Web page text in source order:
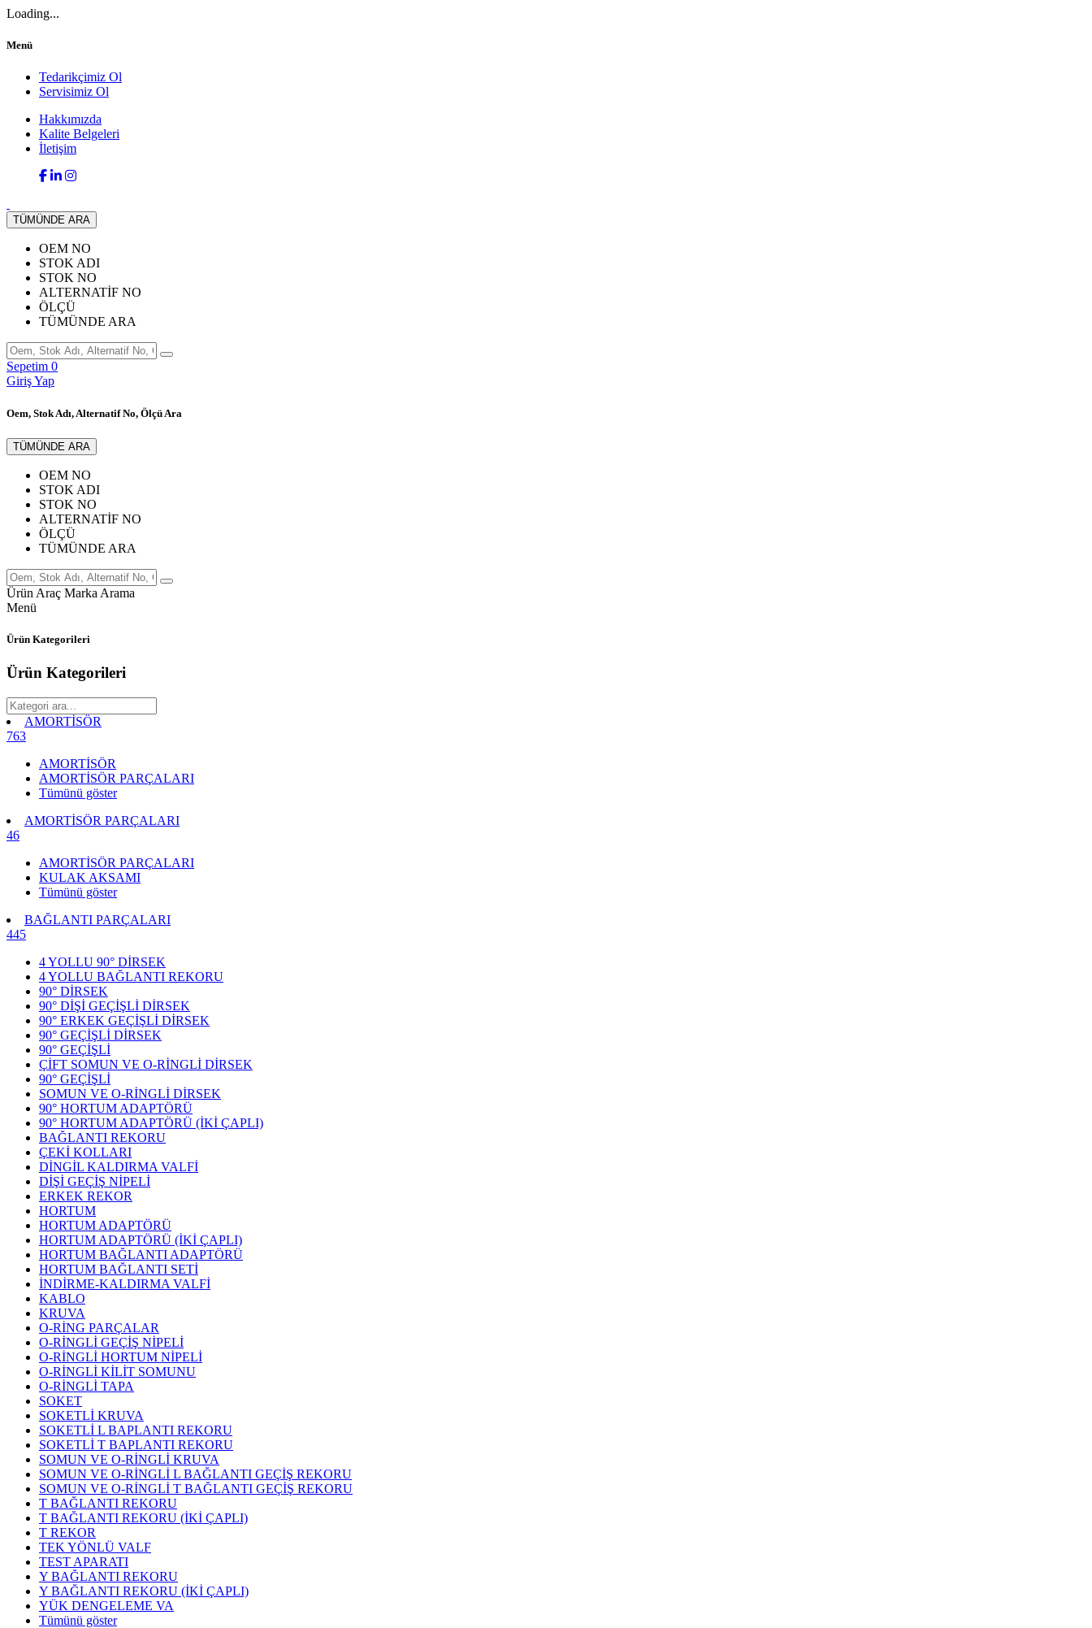
Loading...
Menü
Tedarikçimiz Ol
Servisimiz Ol
Hakkımızda
Kalite Belgeleri
İletişim
TÜMÜNDE ARA
OEM NO
STOK ADI
STOK NO
ALTERNATİF NO
ÖLÇÜ
TÜMÜNDE ARA
Sepetim 0
Giriş Yap
Oem, Stok Adı, Alternatif No, Ölçü Ara
TÜMÜNDE ARA
OEM NO
STOK ADI
STOK NO
ALTERNATİF NO
ÖLÇÜ
TÜMÜNDE ARA
Ürün Araç Marka Arama
Menü
Ürün Kategorileri
Ürün Kategorileri
AMORTİSÖR
763
AMORTİSÖR
AMORTİSÖR PARÇALARI
Tümünü göster
AMORTİSÖR PARÇALARI
46
AMORTİSÖR PARÇALARI
KULAK AKSAMI
Tümünü göster
BAĞLANTI PARÇALARI
445
4 YOLLU 90° DİRSEK
4 YOLLU BAĞLANTI REKORU
90° DİRSEK
90° DİŞİ GEÇİŞLİ DİRSEK
90° ERKEK GEÇİŞLİ DİRSEK
90° GEÇİŞLİ DİRSEK
90° GEÇİŞLİ
ÇİFT SOMUN VE O-RİNGLİ DİRSEK
90° GEÇİŞLİ
SOMUN VE O-RİNGLİ DİRSEK
90° HORTUM ADAPTÖRÜ
90° HORTUM ADAPTÖRÜ (İKİ ÇAPLI)
BAĞLANTI REKORU
ÇEKİ KOLLARI
DİNGİL KALDIRMA VALFİ
DİŞİ GEÇİŞ NİPELİ
ERKEK REKOR
HORTUM
HORTUM ADAPTÖRÜ
HORTUM ADAPTÖRÜ (İKİ ÇAPLI)
HORTUM BAĞLANTI ADAPTÖRÜ
HORTUM BAĞLANTI SETİ
İNDİRME-KALDIRMA VALFİ
KABLO
KRUVA
O-RİNG PARÇALAR
O-RİNGLİ GEÇİŞ NİPELİ
O-RİNGLİ HORTUM NİPELİ
O-RİNGLİ KİLİT SOMUNU
O-RİNGLİ TAPA
SOKET
SOKETLİ KRUVA
SOKETLİ L BAPLANTI REKORU
SOKETLİ T BAPLANTI REKORU
SOMUN VE O-RİNGLİ KRUVA
SOMUN VE O-RİNGLİ L BAĞLANTI GEÇİŞ REKORU
SOMUN VE O-RİNGLİ T BAĞLANTI GEÇİŞ REKORU
T BAĞLANTI REKORU
T BAĞLANTI REKORU (İKİ ÇAPLI)
T REKOR
TEK YÖNLÜ VALF
TEST APARATI
Y BAĞLANTI REKORU
Y BAĞLANTI REKORU (İKİ ÇAPLI)
YÜK DENGELEME VA
Tümünü göster